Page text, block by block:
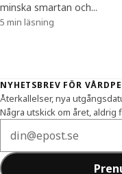
minska smartan och...
5 min läsning
Sidfot
NYHETSBREV FÖR
Återkallelser, nya
Några utskick om året, aldrig